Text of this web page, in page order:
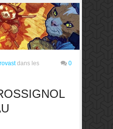
dans les
0